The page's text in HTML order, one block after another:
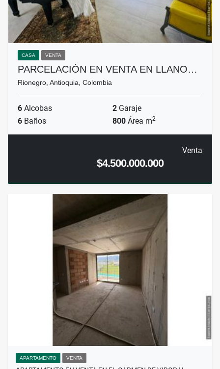
CASA VENTA
PARCELACIÓN EN VENTA EN LLANO…
Rionegro, Antioquia, Colombia
6 Alcobas 2 Garaje
6 Baños 800 Área m2
Venta
$4.500.000.000
APARTAMENTO VENTA